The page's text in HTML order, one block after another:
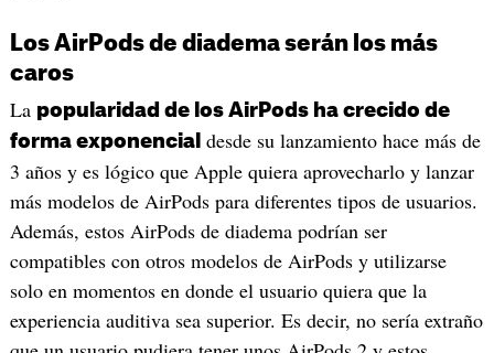
Los AirPods de diadema serán los más
caros
La popularidad de los AirPods ha crecido de
forma exponencial desde su lanzamiento hace más de
3 años y es lógico que Apple quiera aprovecharlo y lanzar
más modelos de AirPods para diferentes tipos de usuarios.
Además, estos AirPods de diadema podrían ser
compatibles con otros modelos de AirPods y utilizarse
solo en momentos en donde el usuario quiera que la
experiencia auditiva sea superior. Es decir, no sería extraño